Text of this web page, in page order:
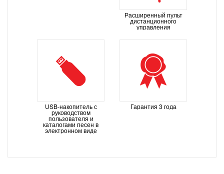
Расширенный пульт
дистанционного
управления
USB-накопитель с
руководством
пользователя и
каталогами песен в
электронном виде
Гарантия 3 года